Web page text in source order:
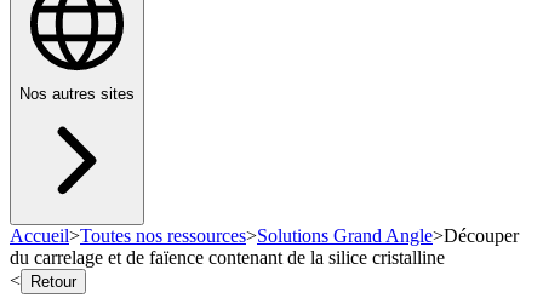
Nos autres sites
Accueil>Toutes nos ressources>Solutions Grand Angle>Découper
du carrelage et de faïence contenant de la silice cristalline
<
Retour